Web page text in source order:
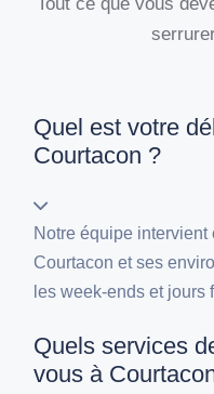
Quel est votre
Courtacon ?
Notre équipe
Courtacon et ses
les week-ends et jours
Quels services
vous à